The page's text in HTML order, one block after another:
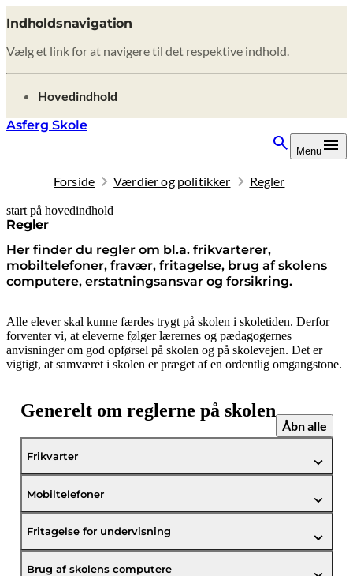
Indholdsnavigation
Vælg et link for at navigere til det respektive indhold.
gå til
Hovedindhold
Asferg Skole
Menu
Forside Værdier og politikker Regler
start på hovedindhold
Regler
Her finder du regler om bl.a. frikvarterer,
mobiltelefoner, fravær, fritagelse, brug af skolens
computere, erstatningsansvar og forsikring.
senest opdateret 9. februar 2026
Alle elever skal kunne færdes trygt på skolen i skoletiden. Derfor
forventer vi, at eleverne følger lærernes og pædagogernes
anvisninger om god opførsel på skolen og på skolevejen. Det er
vigtigt, at samværet i skolen er præget af en ordentlig omgangstone.
Generelt om reglerne på skolen
Åbn alle
Frikvarter
Mobiltelefoner
Fritagelse for undervisning
Brug af skolens computere